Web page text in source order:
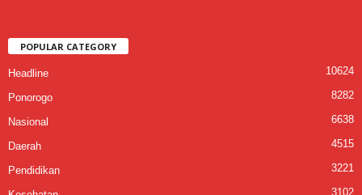
POPULAR CATEGORY
Headline 10624
Ponorogo 8282
Nasional 6638
Daerah 4515
Pendidikan 3221
3102